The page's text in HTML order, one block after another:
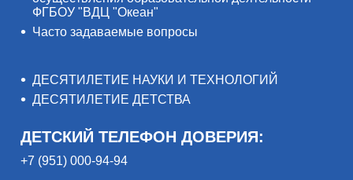
ФГБОУ "ВДЦ "Океан"
Часто задаваемые вопросы
ДЕСЯТИЛЕТИЕ НАУКИ И ТЕХНОЛОГИЙ
ДЕСЯТИЛЕТИЕ ДЕТСТВА
ДЕТСКИЙ ТЕЛЕФОН ДОВЕРИЯ:
+7 (951) 000-94-94